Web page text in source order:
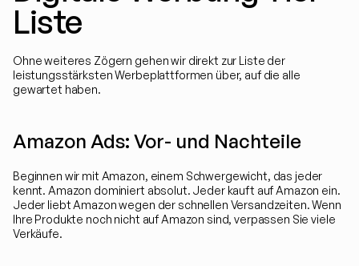
Liste
Ohne weiteres Zögern gehen wir direkt zur Liste der
leistungsstärksten Werbeplattformen über, auf die alle
gewartet haben.
Amazon Ads: Vor- und Nachteile
Beginnen wir mit Amazon, einem Schwergewicht, das jeder
kennt. Amazon dominiert absolut. Jeder kauft auf Amazon ein.
Jeder liebt Amazon wegen der schnellen Versandzeiten. Wenn
Ihre Produkte noch nicht auf Amazon sind, verpassen Sie viele
Verkäufe.